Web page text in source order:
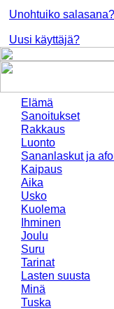
Unohtuiko salasana?
Uusi käyttäjä?
Elämä
Sanoitukset
Rakkaus
Luonto
Sananlaskut ja
Kaipaus
Aika
Usko
Kuolema
Ihminen
Joulu
Suru
Tarinat
Lasten suusta
Minä
Tuska